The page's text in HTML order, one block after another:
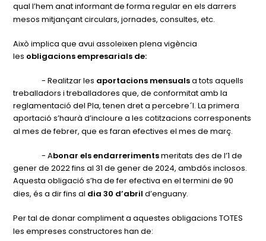
qual l’hem anat informant de forma regular en els darrers
mesos mitjançant circulars, jornades, consultes, etc.
Això implica que avui assoleixen plena vigència
les obligacions empresarials de:
- Realitzar les aportacions mensualsa tots aquells
treballadors i treballadores que, de conformitat amb la
reglamentació del Pla, tenen dret a percebre´l. La primera
aportació s’haurà d’incloure a les cotitzacions corresponents
al mes de febrer, que es faran efectives el mes de març.
- Abonar els endarrerimentsmeritats des de l’1 de
gener de 2022 fins al 31 de gener de 2024, ambdós inclosos.
Aquesta obligació s’ha de fer efectiva en el termini de 90
dies, és a dir fins al dia 30 d’abril d’enguany.
Per tal de donar compliment a aquestes obligacions TOTES
les empreses constructores han de: